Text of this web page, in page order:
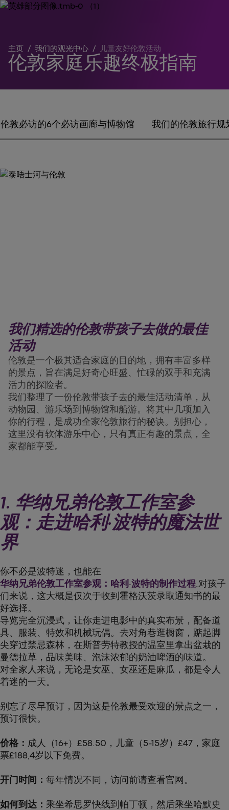
主页 / 我们的观光中心 / 儿童友好伦敦活动
伦敦家庭乐趣终极指南
伦敦必访的6个必访画廊与博物馆 我们的伦敦旅行规
我们精选的伦敦带孩子去做的最佳
活动
伦敦是一个极其适合家庭的目的地，拥有丰富多样
的景点，旨在满足好奇心旺盛、忙碌的双手和充满
活力的探险者。
我们整理了一份伦敦带孩子去的最佳活动清单，从
动物园、游乐场到博物馆和船游。将其中几项加入
你的行程，是成功全家伦敦旅行的秘诀。别担心，
这里没有软体游乐中心，只有真正有趣的景点，全
家都能享受。
1. 华纳兄弟伦敦工作室参
观：走进哈利·波特的魔法世
界
你不必是波特迷，也能在
华纳兄弟伦敦工作室参观：哈利·波特的制作过程.对孩子
们来说，这大概是仅次于收到霍格沃茨录取通知书的最
好选择。
导览完全沉浸式，让你走进电影中的真实布景，配备道
具、服装、特效和机械玩偶。去对角巷逛橱窗，踮起脚
尖穿过禁忌森林，在斯普劳特教授的温室里拿出盆栽的
曼德拉草，品味美味、泡沫浓郁的奶油啤酒的味道。
对全家人来说，无论是女巫、女巫还是麻瓜，都是令人
着迷的一天。
别忘了尽早预订，因为这是伦敦最受欢迎的景点之一，
预订很快。
价格： 成人（16+）£58.50，儿童（5-15岁）£47，家庭
票£188,4岁以下免费。
开门时间： 每年情况不同，访问前请查看官网。
如何到达： 乘坐希思罗快线到帕丁顿，然后乘坐哈默史